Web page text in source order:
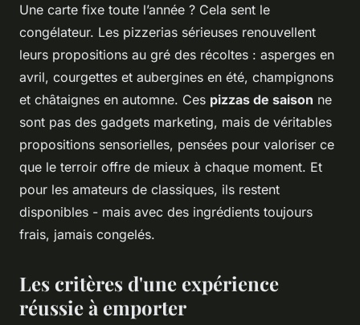
Une carte fixe toute l’année ? Cela sent le
congélateur. Les pizzerias sérieuses renouvellent
leurs propositions au gré des récoltes : asperges en
avril, courgettes et aubergines en été, champignons
et châtaignes en automne. Ces pizzas de saison ne
sont pas des gadgets marketing, mais de véritables
propositions sensorielles, pensées pour valoriser ce
que le terroir offre de mieux à chaque moment. Et
pour les amateurs de classiques, ils restent
disponibles - mais avec des ingrédients toujours
frais, jamais congelés.
Les critères d'une expérience
réussie à emporter